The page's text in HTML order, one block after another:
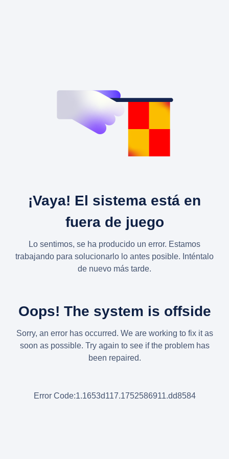
¡Vaya! El sistema está en
fuera de juego
Lo sentimos, se ha producido un error. Estamos
trabajando para solucionarlo lo antes posible. Inténtalo
de nuevo más tarde.
Oops! The system is offside
Sorry, an error has occurred. We are working to fix it as
soon as possible. Try again to see if the problem has
been repaired.
Error Code:1.1653d117.1752586911.dd8584